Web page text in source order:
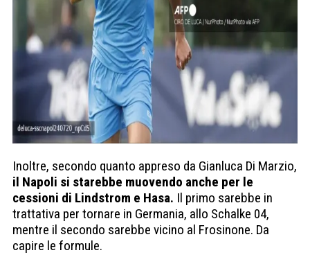
Inoltre, secondo quanto appreso da Gianluca Di Marzio,
il Napoli si starebbe muovendo anche per le
cessioni di Lindstrom e Hasa. Il primo sarebbe in
trattativa per tornare in Germania, allo Schalke 04,
mentre il secondo sarebbe vicino al Frosinone. Da
capire le formule.